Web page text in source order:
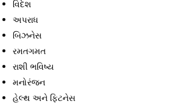
વિદેશ
અપરાધ
બિઝનેસ
રમતગમત
રાશી ભવિષ્ય
મનોરંજન
હેલ્થ અને ફિટનેસ